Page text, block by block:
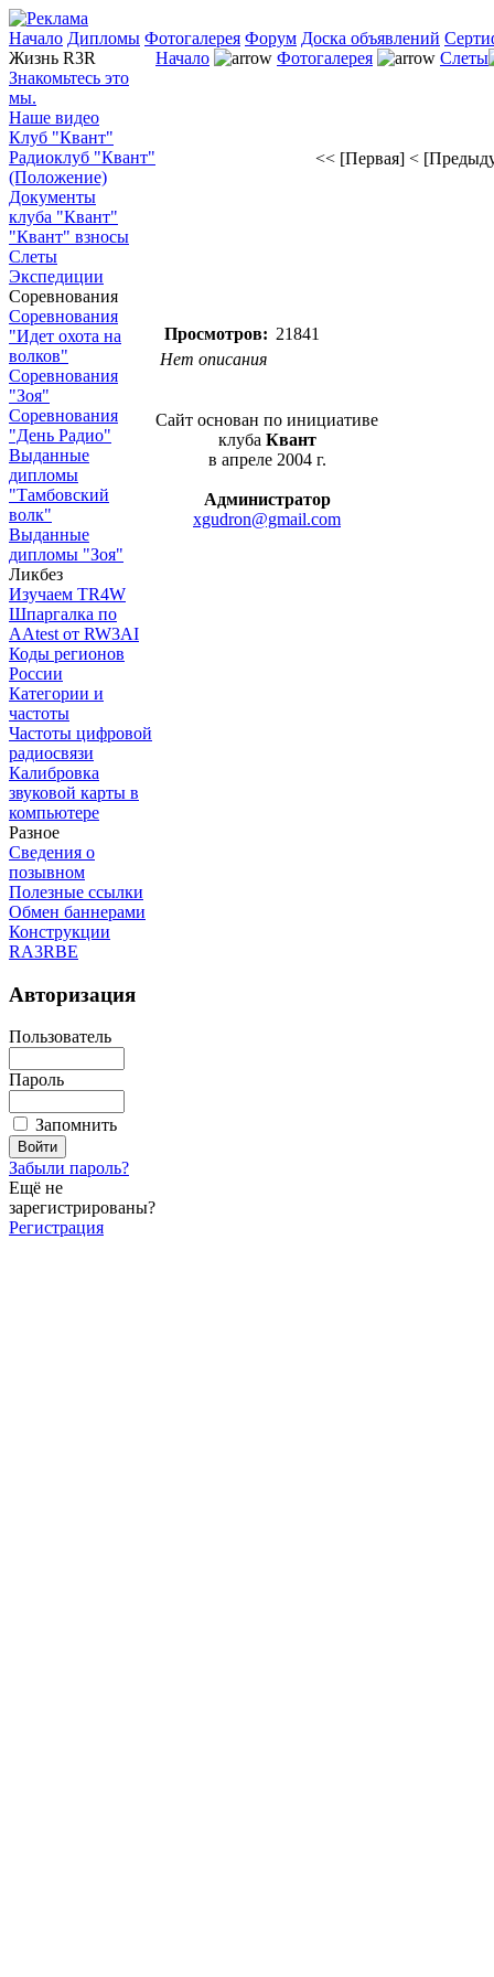
Начало Дипломы Фотогалерея Форум Доска объявлений
Жизнь R3R
Знакомьтесь это
мы.
Наше видео
Клуб "Квант"
Радиоклуб "Квант"
(Положение)
Документы
клуба "Квант"
"Квант" взносы
Слеты
Экспедиции
Соревнования
Соревнования
"Идет охота на
волков"
Соревнования
"Зоя"
Соревнования
"День Радио"
Выданные
дипломы
"Тамбовский
волк"
Выданные
дипломы "Зоя"
Ликбез
Изучаем TR4W
Шпаргалка по
AAtest от RW3AI
Коды регионов
России
Категории и
частоты
Частоты цифровой
радиосвязи
Калибровка
звуковой карты в
компьютере
Разное
Сведения о
позывном
Полезные ссылки
Обмен баннерами
Конструкции
RA3RBE
Авторизация
Пользователь
Пароль
Запомнить
Забыли пароль?
Ещё не
зарегистрированы?
Регистрация
Начало Фотогалерея Слеты
<< [Первая] <
Просмотров: 21841
Нет описания
Сайт основан по инициативе
клуба Квант
в апреле 2004 г.
Администратор
xgudron@gmail.com